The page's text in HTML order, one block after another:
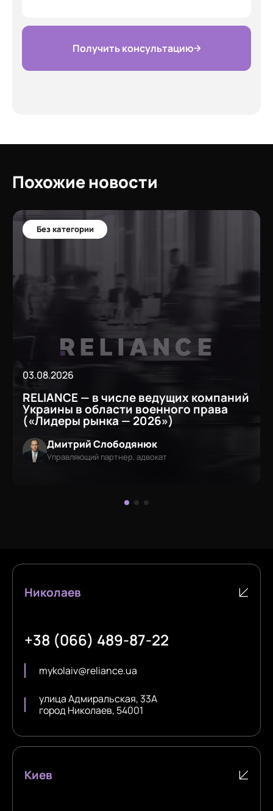
Получить консультацию
Похожие новости
Без категории
03.08.2026
RELIANCE — в числе ведущих компаний
Украины в области военного права
(«Лидеры рынка — 2026»)
Дмитрий Слободянюк
Управляющий партнер, адвокат
Николаев
+38 (066) 489-87-22
mykolaiv@reliance.ua
улица Адмиральская, 33А
город Николаев, 54001
Киев